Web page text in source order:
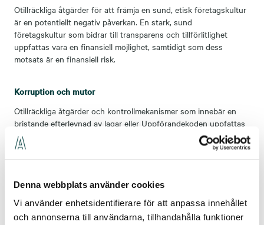
Denna webbplats använder cookies
Vi använder enhetsidentifierare för att anpassa innehållet
och annonserna till användarna, tillhandahålla funktioner
Otillräckliga åtgärder för att främja en sund, etisk företagskultur
är en potentiellt negativ påverkan. En stark, sund
företagskultur som bidrar till transparens och tillförlitlighet
uppfattas vara en finansiell möjlighet, samtidigt som dess
motsats är en finansiell risk.
Korruption och mutor
Otillräckliga åtgärder och kontrollmekanismer som innebär en
bristande efterlevnad av lagar eller Uppförandekoden uppfattas
vara en potentiell negativ påverkan och finansiell risk.
Bristande skydd av visselblåsare uppfattas ha en potentiell
negativ påverkan.